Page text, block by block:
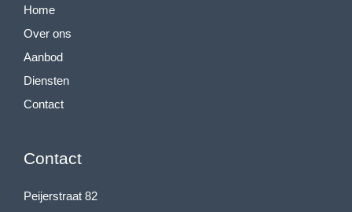
Home
Over ons
Aanbod
Diensten
Contact
Contact
Peijerstraat 82